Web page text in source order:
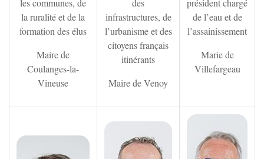
les communes, de
la ruralité et de la
formation des élus
Maire de
Coulanges-la-
Vineuse
des
infrastructures, de
l’urbanisme et des
citoyens français
itinérants
Maire de Venoy
président chargé
de l’eau et de
l’assainissement
Marie de
Villefargeau
Zoom sur l'image